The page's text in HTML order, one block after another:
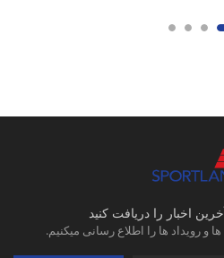
اخبار را دریافت کنید
و رویداد ها را اطلاع رسانی میکنیم.